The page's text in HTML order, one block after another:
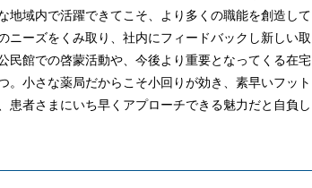
地域内で活躍できてこそ、より多くの職能を創造して
ニーズをくみ取り、社内にフィードバックし新しい取
民館での啓蒙活動や、今後より重要となってくる在宅
。小さな薬局だからこそ小回りが効き、素早いフット
患者さまにいち早くアプローチできる魅力だと自負し